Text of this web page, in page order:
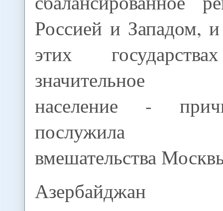
Россией и Западом,
этих
значительное
население -
послужила
вмешательства
Азербайджан